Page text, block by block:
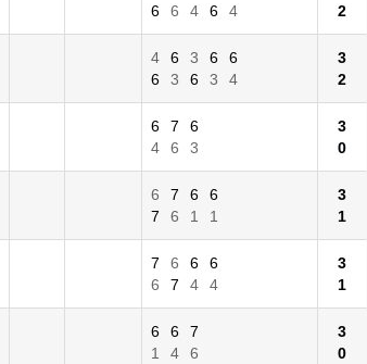
6
6 4 6 4
2
4 6 3 6
6
6
3 6 3 4
3
2
6 7
6
4
6 3
3
0
6 7 6
6
7
6 1 1
3
1
7 6 6
6
6
7 4 4
3
1
6 6
7
1
4 6
3
0